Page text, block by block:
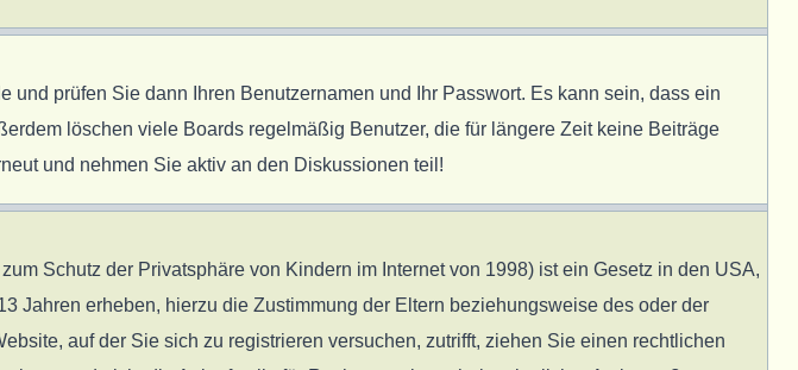
prüfen Sie dann Ihren Benutzernamen und Ihr Passwort. Es kann sein, dass ein
löschen viele Boards regelmäßig Benutzer, die für längere Zeit keine Beiträge
und nehmen Sie aktiv an den Diskussionen teil!
Schutz der Privatsphäre von Kindern im Internet von 1998) ist ein Gesetz in den USA,
Jahren erheben, hierzu die Zustimmung der Eltern beziehungsweise des oder der
auf der Sie sich zu registrieren versuchen, zutrifft, ziehen Sie einen rechtlichen